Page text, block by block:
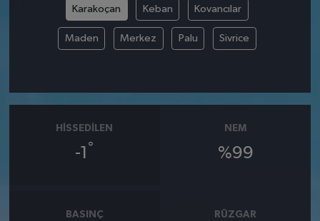
Karakoçan Keban Kovancılar
Maden Merkez Palu Sivrice
HISSEDILEN
-1 °
NEM
%99
BASINÇ RÜZGAR